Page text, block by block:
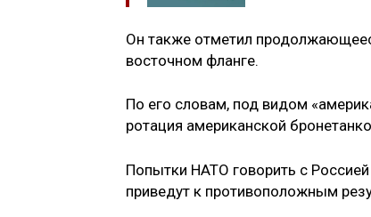
Он также отметил
восточном фланге.
По его словам, под видом
ротация американской
Попытки НАТО говорить с
приведут к противоположным